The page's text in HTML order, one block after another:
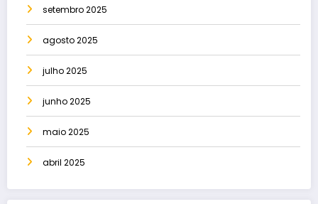
setembro 2025
agosto 2025
julho 2025
junho 2025
maio 2025
abril 2025